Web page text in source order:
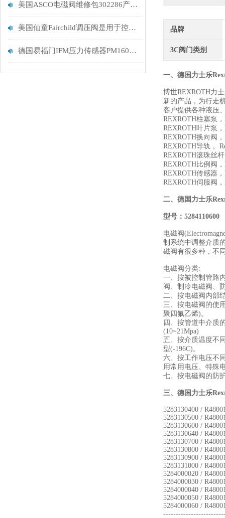
美国ASCO电磁阀维修包302286产品情况
美国仙童Fairchild调压阀是用于控制气体或液体压力的装置
德国易福门IFM压力传感器PM1604描述
品牌
3C阀门类别
一、 德国力士乐
博世REXROTH力
新的产品，为行走
客户提供各种液压
REXROTH柱塞泵
REXROTH叶片泵
REXROTH换向阀
REXROTH导轨，
REXROTH滚珠丝
REXROTH比例阀
REXROTH传感器
REXROTH伺服阀
二、 德国力士乐
型号： 5284110600
电磁阀
制系统中调整介质
磁阀有很多种，不
电磁阀分类:
一、按被控制管路
阀、制冷电磁阀、
二、按电磁阀内部
三、按电磁阀的使
聚四氟乙烯)。
四、按管道中介质
(10~21Mpa)
五、按介质温度不
型(-196C)。
六、按工作电压不
用常用电压、特殊
七、按电磁阀的防
三、 德国力士乐
5283130400 /
5283130500 /
5283130600 /
5283130640 /
5283130700 /
5283130800 /
5283130900 /
5283131000 /
5284000020 /
5284000030 /
5284000040 /
5284000050 /
5284000060 /